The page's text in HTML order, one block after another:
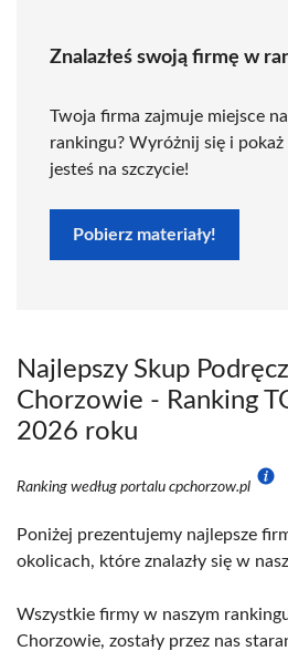
Znalazłeś swoją firmę w
Twoja firma zajmuje miejsce
rankingu? Wyróżnij się i
jesteś na szczycie!
Pobierz materiały!
Najlepszy Skup
Chorzowie - Ranking
2026 roku
Ranking według portalu cpchorzow.pl
Poniżej prezentujemy najlepsze
okolicach, które znalazły się w
Wszystkie firmy w naszym
Chorzowie, zostały przez nas